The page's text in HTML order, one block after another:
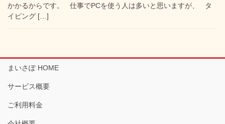
かかるからです。 仕事でPCを使う人は多いと思いますが、 タ
イピング […]
まいさぽ HOME
サービス概要
ご利用料金